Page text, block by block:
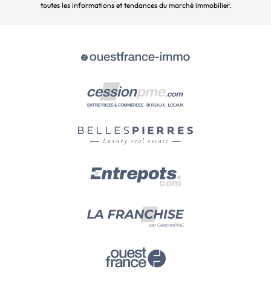
toutes les informations et tendances du marché immobilier.